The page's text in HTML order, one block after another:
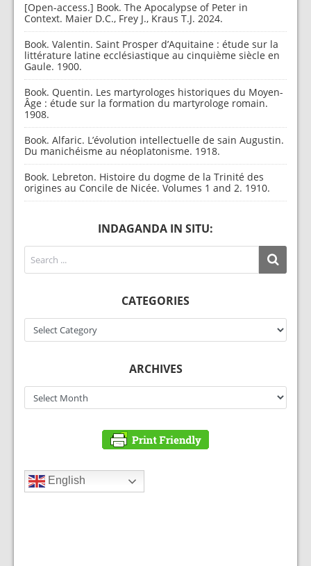
[Open-access.] Book. The Apocalypse of Peter in
Context. Maier D.C., Frey J., Kraus T.J. 2024.
Book. Valentin. Saint Prosper d’Aquitaine : étude sur la
littérature latine ecclésiastique au cinquième siècle en
Gaule. 1900.
Book. Quentin. Les martyrologes historiques du Moyen-
Âge : étude sur la formation du martyrologe romain.
1908.
Book. Alfaric. L’évolution intellectuelle de sain Augustin.
Du manichéisme au néoplatonisme. 1918.
Book. Lebreton. Histoire du dogme de la Trinité des
origines au Concile de Nicée. Volumes 1 and 2. 1910.
INDAGANDA IN SITU:
CATEGORIES
Categories
ARCHIVES
Archives
English